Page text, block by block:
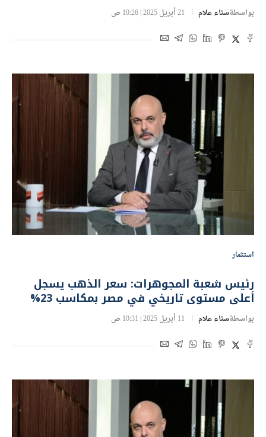
بواسطةسناء علام 21 أبريل 2025 | 10:26 ص
استثمار
رئيس شعبة المجوهرات: سعر الذهب يسجل
أعلى مستوى تاريخي في مصر بمكاسب 23%
بواسطةسناء علام 11 أبريل 2025 | 10:31 ص